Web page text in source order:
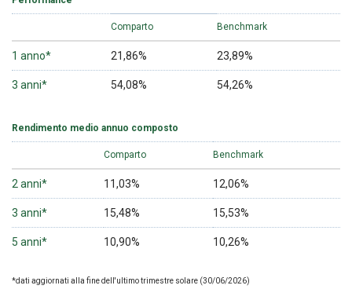
Comparto Benchmark
1 anno* 21,86% 23,89%
3 anni* 54,08% 54,26%
Rendimento medio annuo composto
Comparto Benchmark
2 anni* 11,03% 12,06%
3 anni* 15,48% 15,53%
5 anni* 10,90% 10,26%
*dati aggiornati alla fine dell'ultimo trimestre solare (30/06/2026)